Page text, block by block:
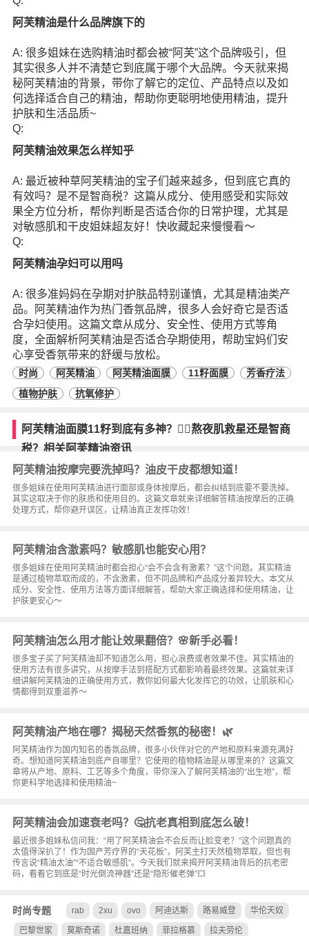
阿芙精油是什么品牌旗下的
A: 很多姐妹在选购精油时都会被“阿芙”这个品牌吸引，但
其实很多人并不清楚它到底属于哪个大品牌。今天就来揭
秘阿芙精油的背景，带你了解它的定位、产品特点以及如
何选择适合自己的精油，帮助你更聪明地使用精油，提升
护肤和生活品质~
Q:
阿芙精油效果怎么样知乎
A: 最近被种草阿芙精油的宝子们越来越多，但到底它真的
有效吗？是不是智商税？这篇从成分、使用感受和实际效
果全方位分析，帮你判断是否适合你的日常护理，尤其是
对敏感肌和干皮姐妹超友好！快收藏起来慢慢看～
Q:
阿芙精油孕妇可以用吗
A: 很多准妈妈在孕期对护肤品特别谨慎，尤其是精油类产
品。阿芙精油作为热门香氛品牌，很多人会好奇它是否适
合孕妇使用。这篇文章从成分、安全性、使用方式等角
度，全面解析阿芙精油是否适合孕期使用，帮助宝妈们安
心享受香氛带来的舒缓与放松。
时尚 阿芙精油 阿芙精油面膜 11籽面膜
芳香疗法
植物护肤
抗氧修护
阿芙精油面膜11籽到底有多神？💆‍♀️熬夜肌救星还是智商
税？相关阿芙精油资讯
阿芙精油按摩完要洗掉吗？油皮干皮都想知道！
很多姐妹在使用阿芙精油进行面部或身体按摩后，都会纠结到底要不要洗掉。
其实这取决于你的肤质和使用目的。这篇文章就来详细解答精油按摩后的正确
处理方式，帮你避开误区，让精油真正发挥功效！
阿芙精油含激素吗？敏感肌也能安心用？
很多姐妹在使用阿芙精油时都会担心“会不会含有激素？”这个问题。其实精油
是通过植物萃取而成的，不含激素，但不同品牌和产品成分差异较大。本文从
成分、安全性、使用方法等方面详细解答，帮助大家正确选择和使用精油，让
护肤更安心～
阿芙精油怎么用才能让效果翻倍？🌸新手必看！
很多宝子买了阿芙精油却不知道怎么用，担心浪费或者效果不佳。其实精油的
使用方法有很多讲究，从按摩手法到搭配方式都影响着最终效果。这篇就来详
细讲解阿芙精油的正确使用方式，教你如何最大化发挥它的功效，让肌肤和心
情都得到双重滋养～
阿芙精油产地在哪？揭秘天然香氛的秘密！🌿
阿芙精油作为国内知名的香氛品牌，很多小伙伴对它的产地和原料来源充满好
奇。想知道阿芙精油到底产自哪里？它使用的植物精油是从哪里来的？这篇文
章将从产地、原料、工艺等多个角度，带你深入了解阿芙精油的“出生地”，帮
你更科学地选择和使用精油~
阿芙精油会加速衰老吗？🤔抗老真相到底怎么破！
最近很多姐妹私信问我：“用了阿芙精油会不会反而让脸变老？”这个问题真的
太值得深扒了！作为国产芳疗界的“天花板”，阿芙主打天然植物萃取，但也有
传言说“精油太油”“不适合敏感肌”。今天我们就来揭开阿芙精油背后的抗老密
码，看看它到底是“时光倒流神器”还是“隐形催老弹”💥
时尚专题 rab 2xu ovo 阿迪达斯 路易威登 华伦天奴
巴黎世家 莫斯奇诺 杜嘉班纳 菲拉格慕 拉夫劳伦